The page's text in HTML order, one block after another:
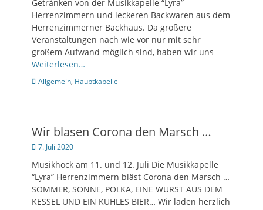
Getränken von der Musikkapelle “Lyra”
Herrenzimmern und leckeren Backwaren aus dem
Herrenzimmerner Backhaus. Da größere
Veranstaltungen nach wie vor nur mit sehr
großem Aufwand möglich sind, haben wir uns
Weiterlesen…
Kategorien
Allgemein, Hauptkapelle
Wir blasen Corona den Marsch …
Posted
7. Juli 2020
Musikhock am 11. und 12. Juli Die Musikkapelle
“Lyra” Herrenzimmern bläst Corona den Marsch …
SOMMER, SONNE, POLKA, EINE WURST AUS DEM
KESSEL UND EIN KÜHLES BIER… Wir laden herzlich